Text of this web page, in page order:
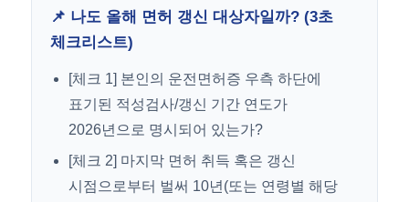
📌 나도 올해 면허 갱신 대상자일까? (3초
체크리스트)
[체크 1] 본인의 운전면허증 우측 하단에
표기된 적성검사/갱신 기간 연도가
2026년으로 명시되어 있는가?
[체크 2] 마지막 면허 취득 혹은 갱신
시점으로부터 벌써 10년(또는 연령별 해당